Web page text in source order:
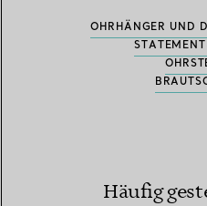
OHRHÄNGER UND
Häufig